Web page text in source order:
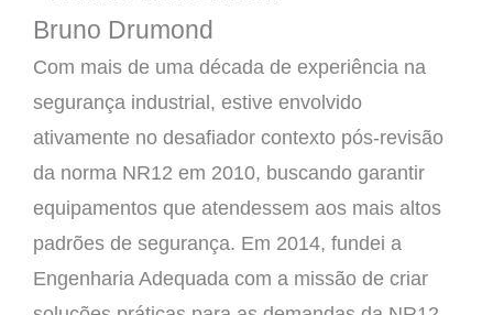
Bruno Drumond
Com mais de uma década de experiência na
segurança industrial, estive envolvido
ativamente no desafiador contexto pós-revisão
da norma NR12 em 2010, buscando garantir
equipamentos que atendessem aos mais altos
padrões de segurança. Em 2014, fundei a
Engenharia Adequada com a missão de criar